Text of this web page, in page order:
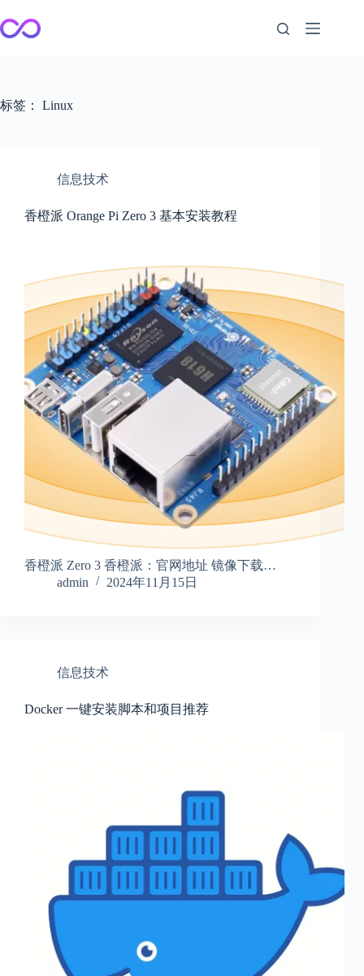
至
内
标签： Linux
信息技术
香橙派 Orange Pi Zero 3 基本安装教程
香橙派 Zero 3 香橙派：官网地址 镜像下载…
admin
2024年11月15日
信息技术
Docker 一键安装脚本和项目推荐